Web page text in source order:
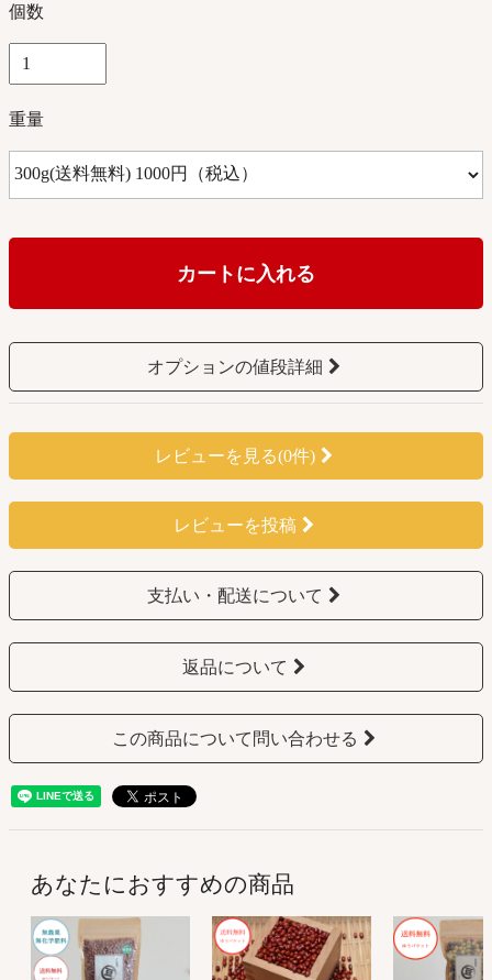
個数
重量
カートに入れる
オプションの値段詳細
レビューを見る(0件)
レビューを投稿
支払い・配送について
返品について
この商品について問い合わせる
あなたにおすすめの商品